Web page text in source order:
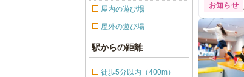
お知らせ
屋内の遊び場
屋外の遊び場
駅からの距離
徒歩5分以内（400m）